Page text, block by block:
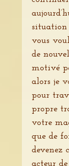
situation
vous
de
motivé
alors je
pour
propre
votre
que de
devenez
acteur